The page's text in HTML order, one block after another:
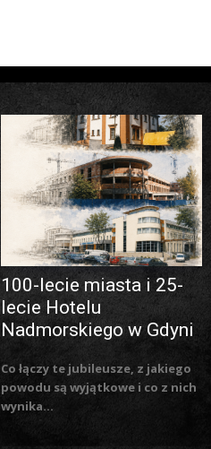
100-lecie miasta i 25-
lecie Hotelu
Nadmorskiego w Gdyni
Co łączy te jubileusze, z jakiego
powodu są wyjątkowe i co z nich
wynika...